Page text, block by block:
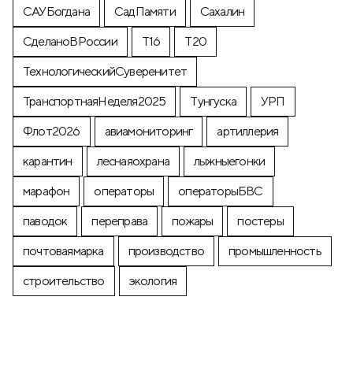
САУБогдана СадПамяти
Сахалин
СделаноВРоссии
Т16
Т20
ТехнологическийСуверенитет
ТранспортнаяНеделя2025
Тунгуска
УРП
Флот2026
авиамониторинг
артиллерия
карантин
леснаяохрана
лыжныегонки
марафон
операторы
операторыБВС
паводок
переправа пожары
постеры
почтоваямарка
производство
промышленность
строительство
экология